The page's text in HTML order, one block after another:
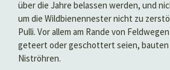
über die Jahre belassen werden, und
um die Wildbienennester nicht zu
Pulli. Vor allem am Rande von
geteert oder geschottert seien, bauten
Niströhren.